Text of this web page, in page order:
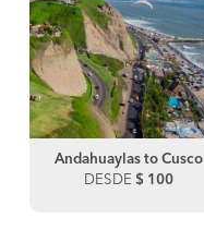
Andahuaylas to Cusco
DESDE $ 100